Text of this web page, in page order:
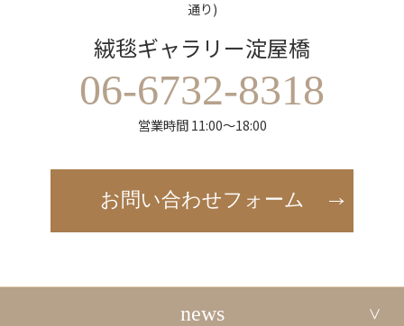
通り)
絨毯ギャラリー淀屋橋
06-6732-8318
営業時間 11:00～18:00
お問い合わせフォーム
news